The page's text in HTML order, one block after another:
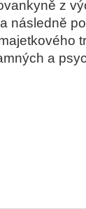
z
následně
a